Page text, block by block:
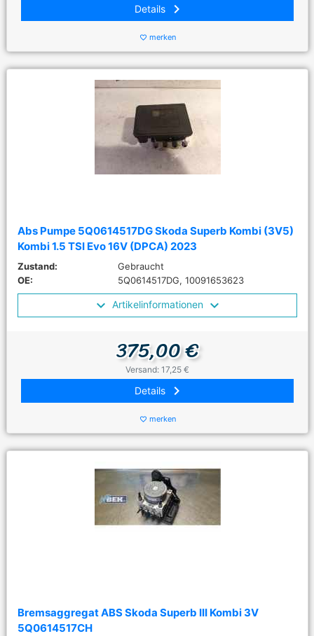
Details keyboard_arrow_right
favorite_border merken
Abs Pumpe 5Q0614517DG Skoda Superb Kombi (3V5)
Kombi 1.5 TSI Evo 16V (DPCA) 2023
Zustand:
Gebraucht
OE:
5Q0614517DG, 10091653623
Artikelinformationen
375,00 €
Versand: 17,25 €
Details keyboard_arrow_right
favorite_border merken
Bremsaggregat ABS Skoda Superb III Kombi 3V
5Q0614517CH